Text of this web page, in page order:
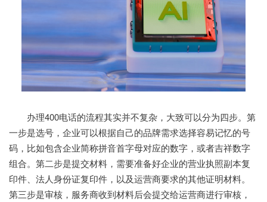
办理400电话的流程其实并不复杂，大致可以分为四步。第
一步是选号，企业可以根据自己的品牌需求选择容易记忆的号
码，比如包含企业简称拼音首字母对应的数字，或者吉祥数字
组合。第二步是提交材料，需要准备好企业的营业执照副本复
印件、法人身份证复印件，以及运营商要求的其他证明材料。
第三步是审核，服务商收到材料后会提交给运营商进行审核，